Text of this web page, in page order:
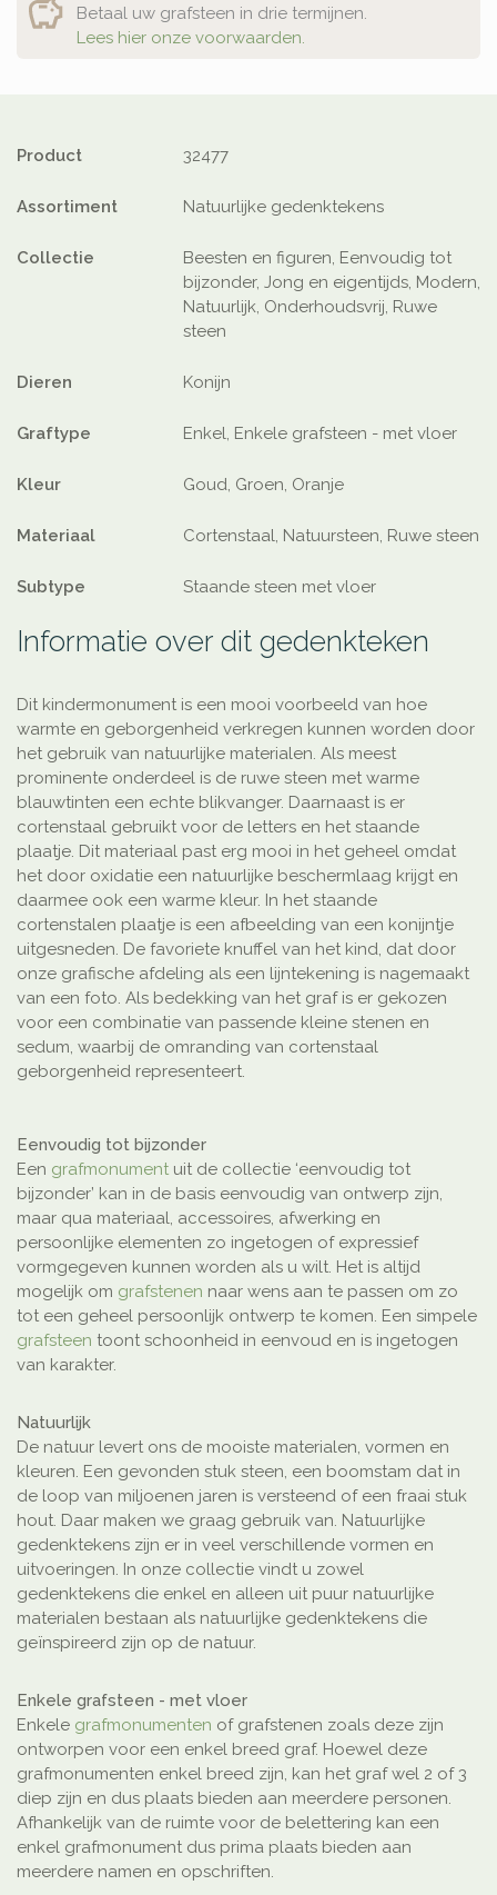
Betaal uw grafsteen in drie termijnen.
Lees hier onze voorwaarden.
Product 32477
Assortiment Natuurlijke gedenktekens
Collectie
Beesten en figuren, Eenvoudig tot
bijzonder, Jong en eigentijds, Modern,
Natuurlijk, Onderhoudsvrij, Ruwe
steen
Dieren Konijn
Graftype Enkel, Enkele grafsteen - met vloer
Kleur Goud, Groen, Oranje
Materiaal Cortenstaal, Natuursteen, Ruwe steen
Subtype Staande steen met vloer
Informatie over dit gedenkteken
Dit kindermonument is een mooi voorbeeld van hoe
warmte en geborgenheid verkregen kunnen worden door
het gebruik van natuurlijke materialen. Als meest
prominente onderdeel is de ruwe steen met warme
blauwtinten een echte blikvanger. Daarnaast is er
cortenstaal gebruikt voor de letters en het staande
plaatje. Dit materiaal past erg mooi in het geheel omdat
het door oxidatie een natuurlijke beschermlaag krijgt en
daarmee ook een warme kleur. In het staande
cortenstalen plaatje is een afbeelding van een konijntje
uitgesneden. De favoriete knuffel van het kind, dat door
onze grafische afdeling als een lijntekening is nagemaakt
van een foto. Als bedekking van het graf is er gekozen
voor een combinatie van passende kleine stenen en
sedum, waarbij de omranding van cortenstaal
geborgenheid representeert.
Eenvoudig tot bijzonder
Een grafmonument uit de collectie ‘eenvoudig tot
bijzonder’ kan in de basis eenvoudig van ontwerp zijn,
maar qua materiaal, accessoires, afwerking en
persoonlijke elementen zo ingetogen of expressief
vormgegeven kunnen worden als u wilt. Het is altijd
mogelijk om grafstenen naar wens aan te passen om zo
tot een geheel persoonlijk ontwerp te komen. Een simpele
grafsteen toont schoonheid in eenvoud en is ingetogen
van karakter.
Natuurlijk
De natuur levert ons de mooiste materialen, vormen en
kleuren. Een gevonden stuk steen, een boomstam dat in
de loop van miljoenen jaren is versteend of een fraai stuk
hout. Daar maken we graag gebruik van. Natuurlijke
gedenktekens zijn er in veel verschillende vormen en
uitvoeringen. In onze collectie vindt u zowel
gedenktekens die enkel en alleen uit puur natuurlijke
materialen bestaan als natuurlijke gedenktekens die
geïnspireerd zijn op de natuur.
Enkele grafsteen - met vloer
Enkele grafmonumenten of grafstenen zoals deze zijn
ontworpen voor een enkel breed graf. Hoewel deze
grafmonumenten enkel breed zijn, kan het graf wel 2 of 3
diep zijn en dus plaats bieden aan meerdere personen.
Afhankelijk van de ruimte voor de belettering kan een
enkel grafmonument dus prima plaats bieden aan
meerdere namen en opschriften.